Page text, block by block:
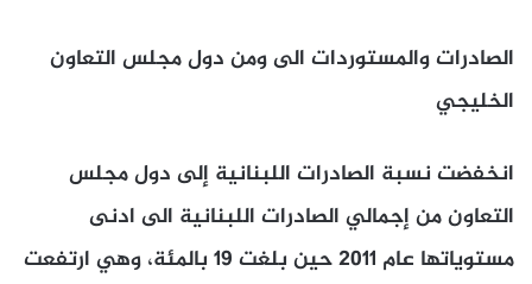
الصادرات والمستوردات الى ومن دول مجلس التعاون
الخليجي
انخفضت نسبة الصادرات اللبنانية إلى دول مجلس
التعاون من إجمالي الصادرات اللبنانية الى ادنى
مستوياتها عام 2011 حين بلغت 19 بالمئة، وهي ارتفعت